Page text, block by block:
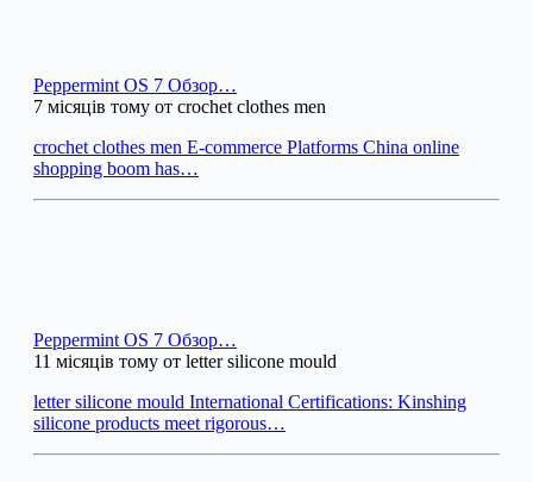
Peppermint OS 7 Обзор…
7 місяців тому от crochet clothes men
crochet clothes men E-commerce Platforms China online
shopping boom has…
Peppermint OS 7 Обзор…
11 місяців тому от letter silicone mould
letter silicone mould International Certifications: Kinshing
silicone products meet rigorous…